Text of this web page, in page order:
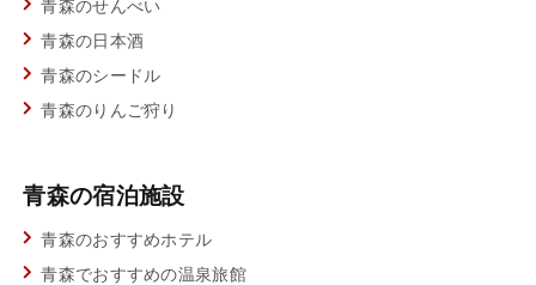
青森のせんべい
青森の日本酒
青森のシードル
青森のりんご狩り
青森の宿泊施設
青森のおすすめホテル
青森でおすすめの温泉旅館